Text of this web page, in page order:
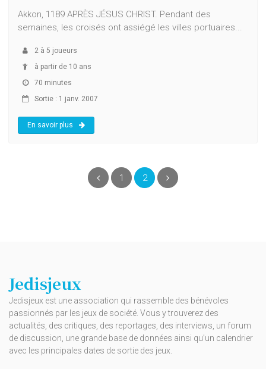
Akkon, 1189 APRÈS JÉSUS CHRIST. Pendant des
semaines, les croisés ont assiégé les villes portuaires...
2 à 5 joueurs
à partir de 10 ans
70 minutes
Sortie : 1 janv. 2007
En savoir plus
Précédent
1 2(current)Suivant
Jedisjeux
Jedisjeux est une association qui rassemble des bénévoles
passionnés par les jeux de société. Vous y trouverez des
actualités, des critiques, des reportages, des interviews, un forum
de discussion, une grande base de données ainsi qu’un calendrier
avec les principales dates de sortie des jeux.